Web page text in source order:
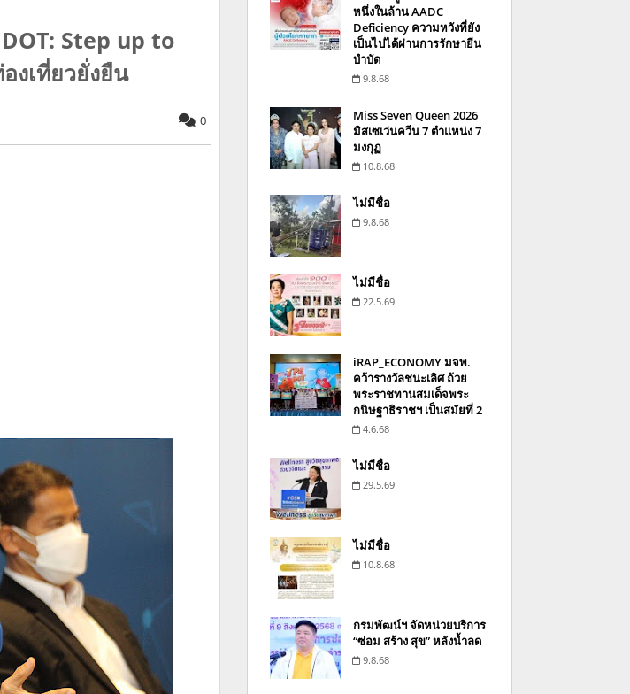
Step up to
งเที่ยวยั่งยืน
0
หนึ่งในล้าน AADC
Deficiency ความหวังที่ยัง
เป็นไปได้ผ่านการรักษายีน
บำบัด
9.8.68
Miss Seven Queen 2026
มิสเซเว่นควีน 7 ตำแหน่ง 7
มงกุฏ
10.8.68
ไม่มีชื่อ
9.8.68
ไม่มีชื่อ
22.5.69
iRAP_ECONOMY มจพ.
คว้ารางวัลชนะเลิศ ถ้วย
พระราชทานสมเด็จพระ
กนิษฐาธิราชฯ เป็นสมัยที่ 2
4.6.68
ไม่มีชื่อ
29.5.69
ไม่มีชื่อ
10.8.68
กรมพัฒน์ฯ จัดหน่วยบริการ
“ซ่อม สร้าง สุข” หลังน้ำลด
9.8.68